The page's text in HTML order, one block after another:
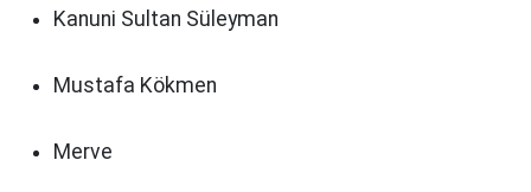
Kanuni Sultan Süleyman
Mustafa Kökmen
Merve